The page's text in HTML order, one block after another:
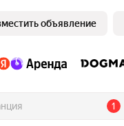
объявление
1